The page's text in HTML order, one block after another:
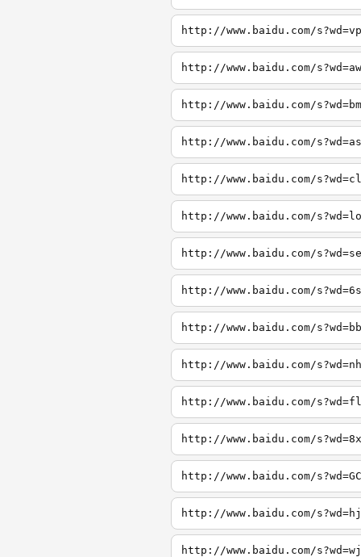
http://www.baidu.com/
http://www.baidu.com/
http://www.baidu.com/
http://www.baidu.com/
http://www.baidu.com/
http://www.baidu.com/
http://www.baidu.com/
http://www.baidu.com/
http://www.baidu.com/
http://www.baidu.com/
http://www.baidu.com/
http://www.baidu.com/
http://www.baidu.com/
http://www.baidu.com/
http://www.baidu.com/